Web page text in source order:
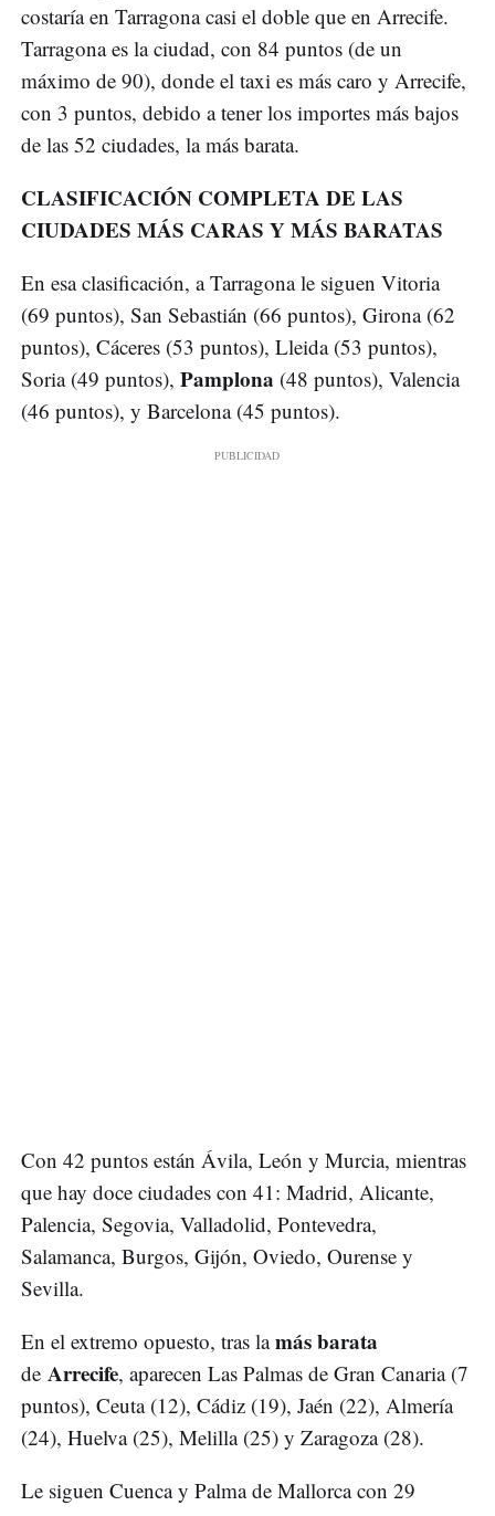
costaría en Tarragona casi el doble que en Arrecife.
Tarragona es la ciudad, con 84 puntos (de un
máximo de 90), donde el taxi es más caro y Arrecife,
con 3 puntos, debido a tener los importes más bajos
de las 52 ciudades, la más barata.
CLASIFICACIÓN COMPLETA DE LAS
CIUDADES MÁS CARAS Y MÁS BARATAS
En esa clasificación, a Tarragona le siguen Vitoria
(69 puntos), San Sebastián (66 puntos), Girona (62
puntos), Cáceres (53 puntos), Lleida (53 puntos),
Soria (49 puntos), Pamplona (48 puntos), Valencia
(46 puntos), y Barcelona (45 puntos).
Con 42 puntos están Ávila, León y Murcia, mientras
que hay doce ciudades con 41: Madrid, Alicante,
Palencia, Segovia, Valladolid, Pontevedra,
Salamanca, Burgos, Gijón, Oviedo, Ourense y
Sevilla.
En el extremo opuesto, tras lamás barata
de Arrecife, aparecen Las Palmas de Gran Canaria (7
puntos), Ceuta (12), Cádiz (19), Jaén (22), Almería
(24), Huelva (25), Melilla (25) y Zaragoza (28).
Le siguen Cuenca y Palma de Mallorca con 29